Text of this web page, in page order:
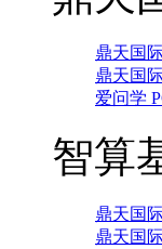
鼎天国
鼎天国
爱问学
智算
鼎天国
鼎天国